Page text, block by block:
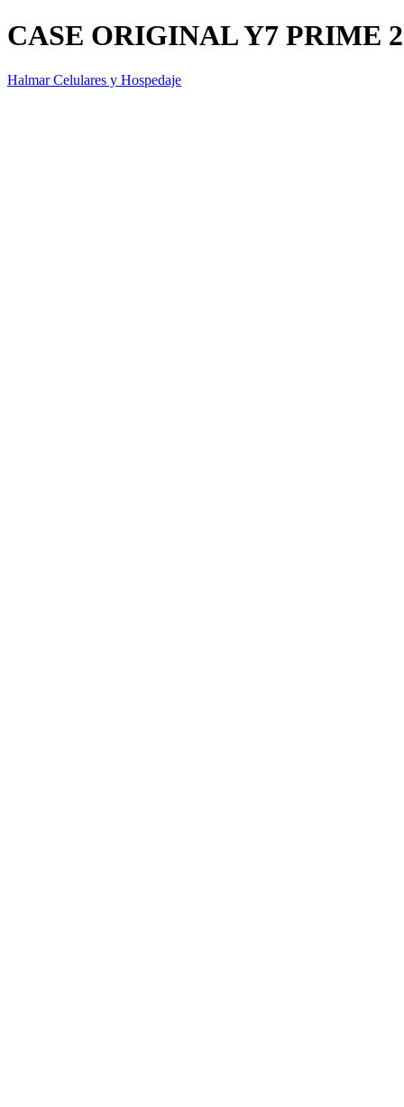
CASE ORIGINAL Y7 PRIME
Halmar Celulares y Hospedaje